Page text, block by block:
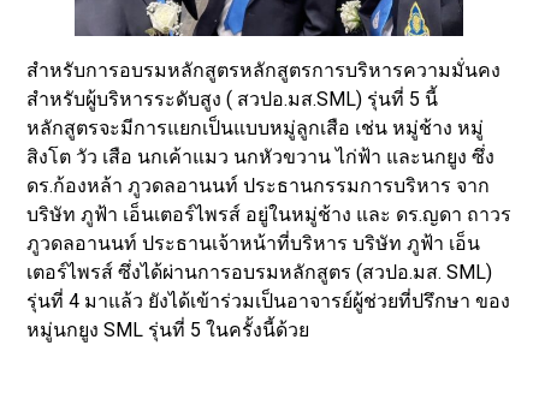
สำหรับการอบรมหลักสูตรหลักสูตรการบริหารความมั่นคง
สำหรับผู้บริหารระดับสูง ( สวปอ.มส.SML) รุ่นที่ 5 นี้
หลักสูตรจะมีการแยกเป็นแบบหมู่ลูกเสือ เช่น หมู่ช้าง หมู่
สิงโต วัว เสือ นกเค้าแมว นกหัวขวาน ไก่ฟ้า และนกยูง ซึ่ง
ดร.ก้องหล้า ภูวดลอานนท์ ประธานกรรมการบริหาร จาก
บริษัท ภูฟ้า เอ็นเตอร์ไพรส์ อยู่ในหมู่ช้าง และ ดร.ญดา ถาวร
ภูวดลอานนท์ ประธานเจ้าหน้าที่บริหาร บริษัท ภูฟ้า เอ็น
เตอร์ไพรส์ ซึ่งได้ผ่านการอบรมหลักสูตร (สวปอ.มส. SML)
รุ่นที่ 4 มาแล้ว ยังได้เข้าร่วมเป็นอาจารย์ผู้ช่วยที่ปรึกษา ของ
หมู่นกยูง SML รุ่นที่ 5 ในครั้งนี้ด้วย